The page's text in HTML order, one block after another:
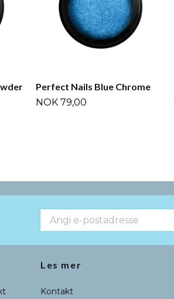
Perfect Nails Blue Chrome
NOK 79,00
Les mer
Kontakt